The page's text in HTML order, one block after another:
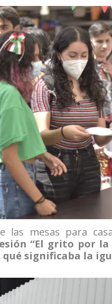
las mesas para
“El grito por la
qué significaba la